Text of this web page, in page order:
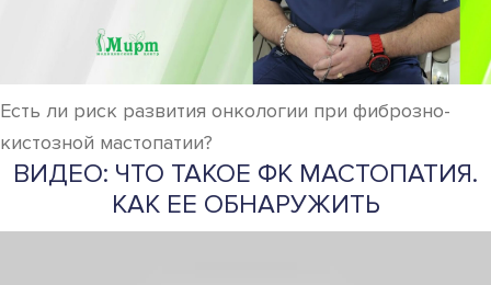
Есть ли риск развития онкологии при фиброзно-
кистозной мастопатии?
ВИДЕО: ЧТО ТАКОЕ ФК МАСТОПАТИЯ.
КАК ЕЕ ОБНАРУЖИТЬ